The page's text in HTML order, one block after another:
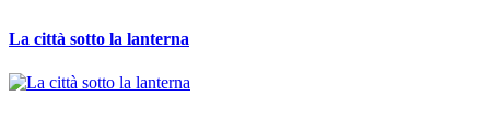
La città sotto la lanterna